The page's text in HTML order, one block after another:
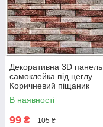
Декоративна 3D панель
самоклейка під цеглу
Коричневий піщаник
700х770х4мм (340) SW-
00000531
В наявності
99 ₴ 105 ₴